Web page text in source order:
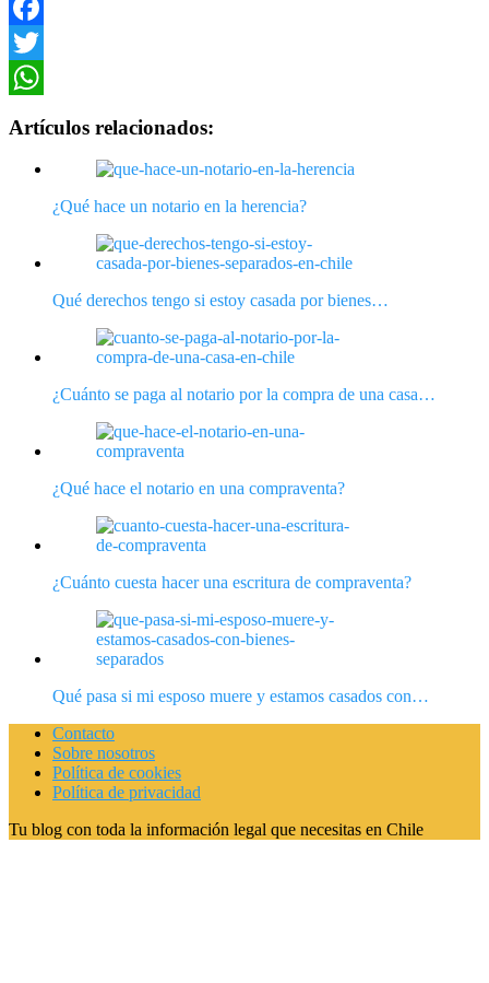
Facebook
Twitter
Artículos relacionados:
¿Qué hace un notario en la herencia?
Qué derechos tengo si estoy casada por bienes…
¿Cuánto se paga al notario por la compra de una casa…
¿Qué hace el notario en una compraventa?
¿Cuánto cuesta hacer una escritura de compraventa?
Qué pasa si mi esposo muere y estamos casados con…
Contacto
Sobre nosotros
Política de cookies
Política de privacidad
Tu blog con toda la información legal que necesitas en Chile